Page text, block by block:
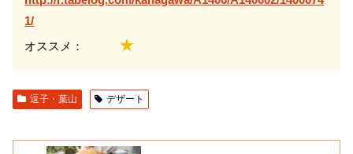
1/
オススメ： ★
逗子・葉山 デザート